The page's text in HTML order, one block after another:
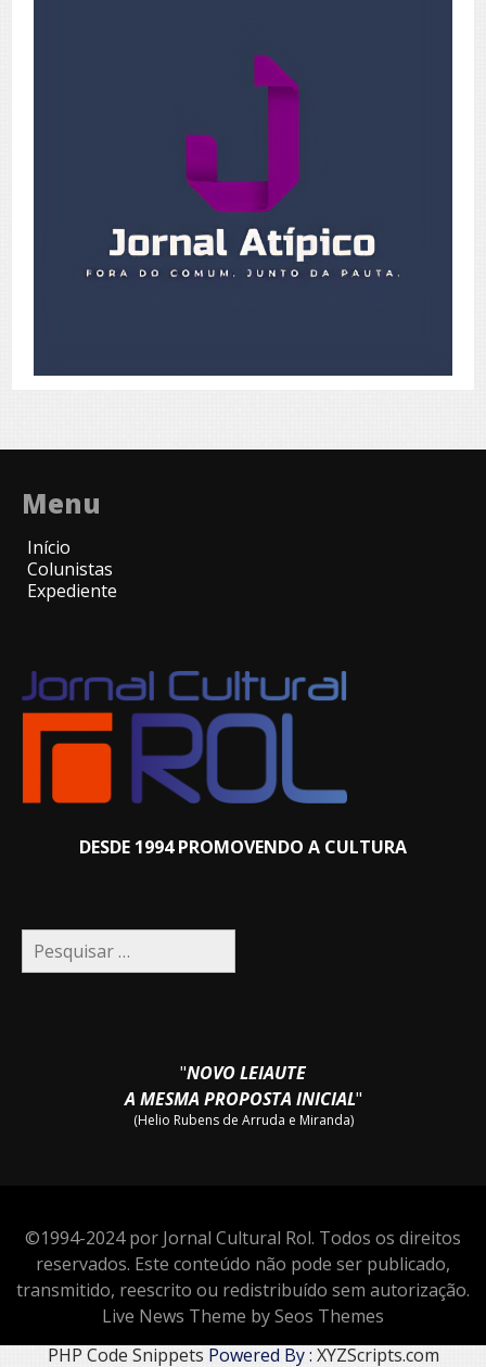
Menu
Início
Colunistas
Expediente
DESDE 1994 PROMOVENDO A CULTURA
Pesquisar
por:
"NOVO LEIAUTE
A MESMA PROPOSTA INICIAL"
(Helio Rubens de Arruda e Miranda)
©1994-2024 por Jornal Cultural Rol. Todos os direitos
reservados. Este conteúdo não pode ser publicado,
transmitido, reescrito ou redistribuído sem autorização.
Live News Theme by Seos Themes
PHP Code Snippets Powered By : XYZScripts.com